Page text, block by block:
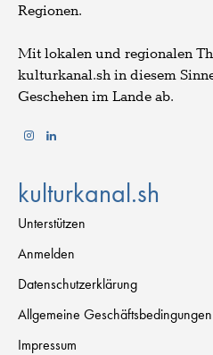
Regionen.
Mit lokalen und regionalen
kulturkanal.sh in diesem
Geschehen im Lande ab.
kulturkanal.sh
Unterstützen
Anmelden
Datenschutzerklärung
Allgemeine Geschäftsbedingungen
Impressum